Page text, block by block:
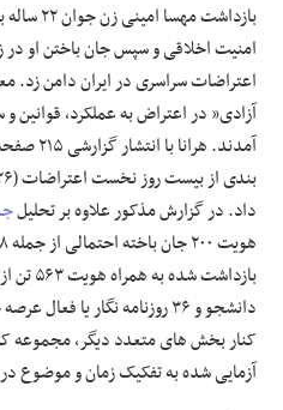
بازداشت مهسا امینی زن جوان ۲۲ ساله به جرم
امنیت اخلاقی و سپس جان باختن او در
اعتراضات سراسری در ایران دامن زد.
آزادی” در اعتراض به عملکرد،
آمدند.
داد. در گزارش مذکور علاوه بر تحلیل
هویت ۲۰۰ جان باخته احتمالی از جمله ۱۸ کودک و
دانشجو و ۳۶ روزنامه نگار یا
آزمایی شده به تفکیک زمان و موضوع